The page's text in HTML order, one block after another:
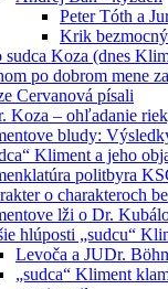
Peter Tóth a
Krik
sudca Koza (dnes
po dobrom mene
Cervanová písali
Koza – ohľadanie
bludy:
Kliment a jeho
politbyra
o charakteroch
lži o Dr.
hlúposti „sudcu“
Levoča a JUDr.
„sudca“ Kliment